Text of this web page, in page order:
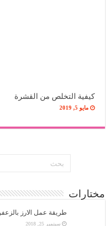
كيفية التخلص من القشرة
مايو 5, 2019
مختارات
طريقة عمل الارز
سبتمبر 25, 2018